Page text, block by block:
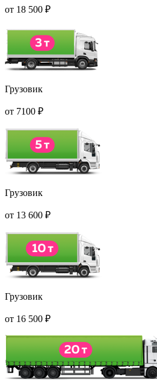
от 18 500 ₽
Грузовик
от 7100 ₽
Грузовик
от 13 600 ₽
Грузовик
от 16 500 ₽